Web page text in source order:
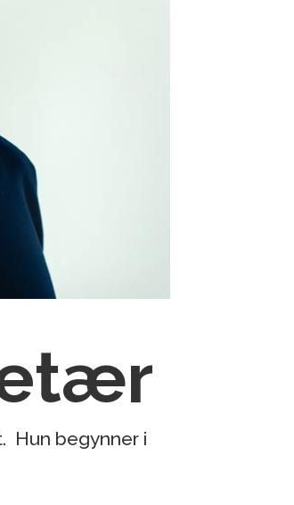
Hun begynner i